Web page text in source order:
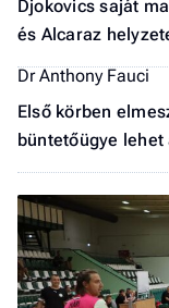
Djokovics saját
és Alcaraz
Dr Anthony Fauci
Első körben
büntetőügye